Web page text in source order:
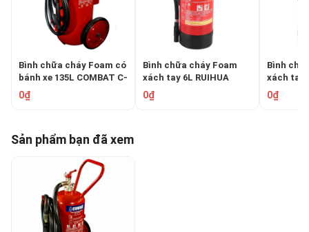
Bình chữa cháy Foam có
bánh xe 135L COMBAT C-
135FTC
0₫
Bình chữa cháy Foam
xách tay 6L RUIHUA
S6Eco
0₫
Bình
xách tay
S9Eco
0₫
Sản phẩm bạn đã xem